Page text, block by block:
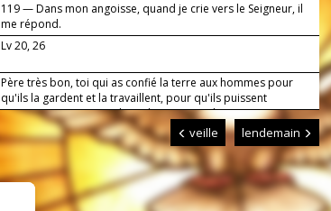
119 — Dans mon angoisse, quand je crie vers le Seigneur, il
me répond.
Lv 20, 26
Père très bon, toi qui as confié la terre aux hommes pour
qu'ils la gardent et la travaillent, pour qu'ils puissent
progresser en s'entraidant, donne-nous de mener nos
travaux avec un esprit filial envers toi et un esprit fraternel
envers tous. Par Jésus, le Christ, notre Seigneur. Amen.
veille lendemain